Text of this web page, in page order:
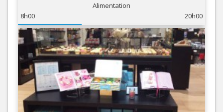
Alimentation
8h00
20h00